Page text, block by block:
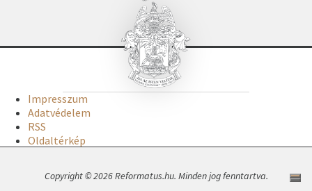
Impresszum
Adatvédelem
RSS
Oldaltérkép
Copyright © 2026 Reformatus.hu. Minden jog fenntartva.